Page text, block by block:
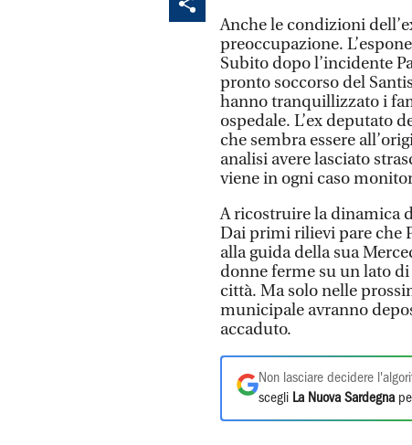
Anche le condizioni
preoccupazione.
Subito dopo l’incidente
pronto soccorso del
hanno tranquillizzato i
ospedale. L’ex deputato
che sembra essere
analisi avere lasciato
viene in ogni caso
A ricostruire la dinamica
Dai primi rilievi pare che
alla guida della sua
donne ferme su un lato
città. Ma solo nelle
municipale avranno
accaduto.
Non lasciare decidere
scegli La Nuova Sardegna